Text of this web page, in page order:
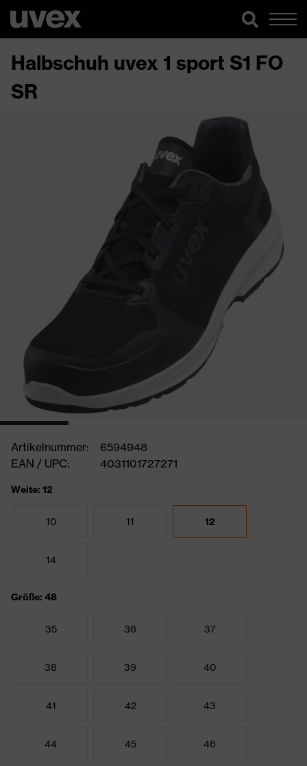
Halbschuh uvex 1 sport S1 FO
SR
Artikelnummer:
6594948
EAN / UPC:
4031101727271
Weite: 12
10 11 12
14
Größe: 48
35 36 37
38 39 40
41 42 43
44 45 46